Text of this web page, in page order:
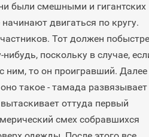
были смешными и гигантских
двигаться по кругу.
Тот должен
поскольку в случае,
ним, то он проигравший. Далее
такое - тамада развязывает
оттуда первый
смех собравшихся